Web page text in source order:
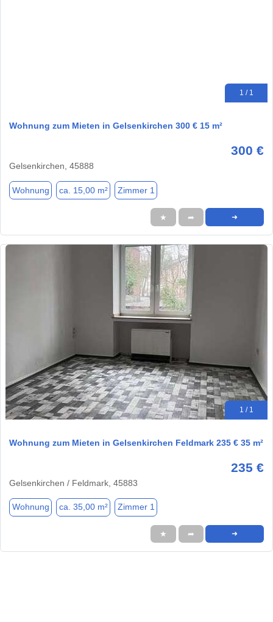
1 / 1
Wohnung zum Mieten in Gelsenkirchen 300 € 15 m²
300 €
Gelsenkirchen, 45888
Wohnung ca. 15,00 m² Zimmer 1
★ ➦ ➜
1 / 1
Wohnung zum Mieten in Gelsenkirchen Feldmark 235 € 35 m²
235 €
Gelsenkirchen / Feldmark, 45883
Wohnung ca. 35,00 m² Zimmer 1
★ ➦ ➜